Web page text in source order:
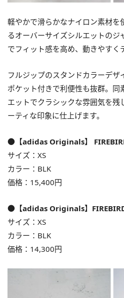
軽やかで滑らかなナイロン素材を
るオーバーサイズシルエットのジ
でフィット感を高め、動きやすく
フルジップのスタンドカラーデザ
ポケット付きで利便性も抜群。同
エットでクラシックな雰囲気を残
ーティな印象に仕上げます。
●【adidas Originals】
サイズ：XS
カラー：BLK
価格：15,400円
●【adidas Originals】
サイズ：XS
カラー：BLK
価格：14,300円